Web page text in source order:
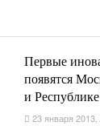
Первые
появятся
и
23 января 2013,